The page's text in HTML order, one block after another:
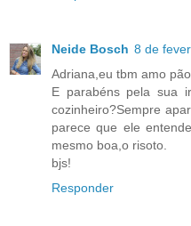
Neide Bosch 8 de
Adriana,eu tbm amo
E parabéns pela sua
cozinheiro?Sempre
parece que ele
mesmo boa,o risoto.
bjs!
Responder